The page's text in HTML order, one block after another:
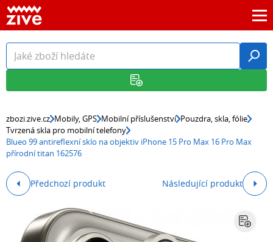
zbozi.zive.cz Mobily, GPS Mobilní příslušenství Pouzdra, skla, fólie
Tvrzená skla pro mobilní telefony
Blueo 99 antireflexní sklo na objektiv iPhone 15 Pro Max 16 Pro Max
přírodní titan 162576
Předchozí produkt Následující produkt